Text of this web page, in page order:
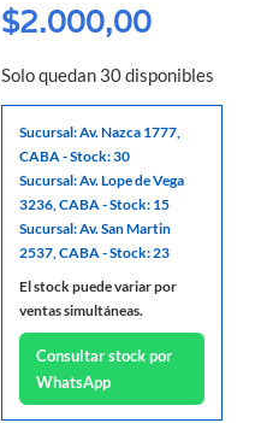
$2.000,00
Solo quedan 30 disponibles
Sucursal: Av. Nazca 1777,
CABA - Stock: 30
Sucursal: Av. Lope de Vega
3236, CABA - Stock: 15
Sucursal: Av. San Martin
2537, CABA - Stock: 23
El stock puede variar por
ventas simultáneas.
Consultar stock por
WhatsApp